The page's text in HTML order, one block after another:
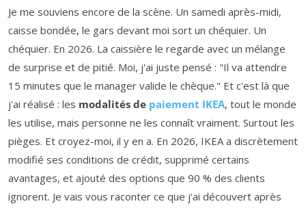
Je me souviens encore de la scène. Un samedi après-midi,
caisse bondée, le gars devant moi sort un chéquier. Un
chéquier. En 2026. La caissière le regarde avec un mélange
de surprise et de pitié. Moi, j'ai juste pensé : "Il va attendre
15 minutes que le manager valide le chèque." Et c'est là que
j'ai réalisé : les modalités de paiement IKEA, tout le monde
les utilise, mais personne ne les connaît vraiment. Surtout les
pièges. Et croyez-moi, il y en a. En 2026, IKEA a discrètement
modifié ses conditions de crédit, supprimé certains
avantages, et ajouté des options que 90 % des clients
ignorent. Je vais vous raconter ce que j'ai découvert après